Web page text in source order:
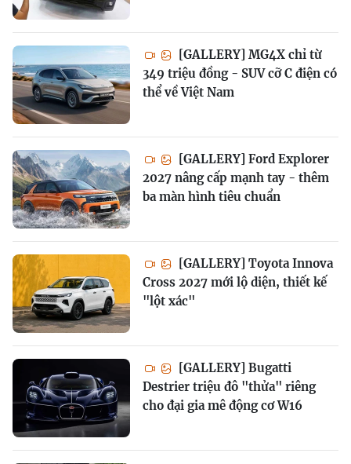
[GALLERY] MG4X chỉ từ
349 triệu đồng - SUV cỡ C điện có
thể về Việt Nam
[GALLERY] Ford Explorer
2027 nâng cấp mạnh tay - thêm
ba màn hình tiêu chuẩn
[GALLERY] Toyota Innova
Cross 2027 mới lộ diện, thiết kế
"lột xác"
[GALLERY] Bugatti
Destrier triệu đô "thửa" riêng
cho đại gia mê động cơ W16